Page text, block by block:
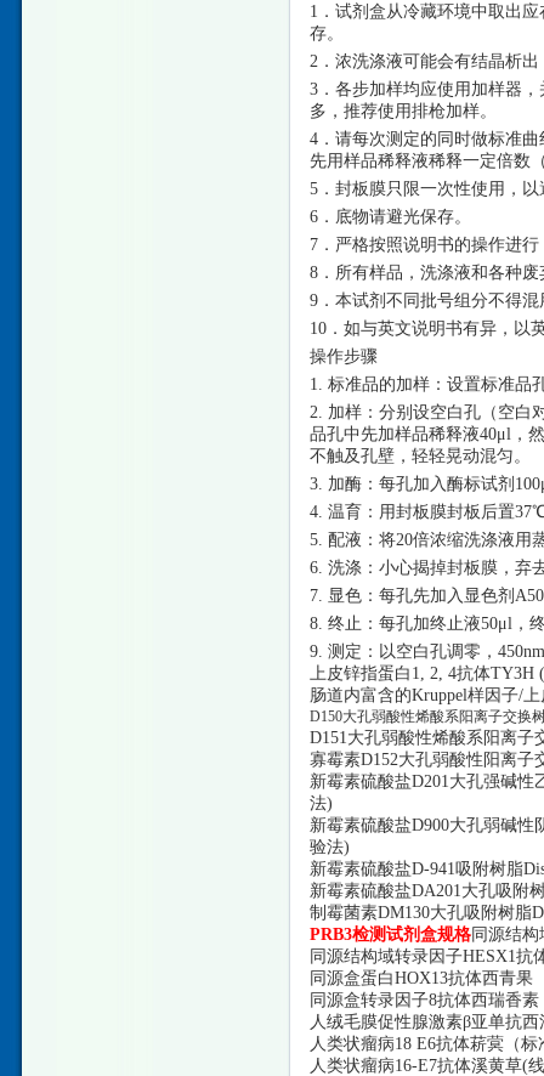
1．试剂盒从冷藏环境中取出
存。
2．浓洗涤液可能会有结晶析
3．各步加样均应使用加样器
多，推荐使用排枪加样。
4．请每次测定的同时做标准
先用样品稀释液稀释一定倍数
5．封板膜只限一次性使用，
6．底物请避光保存。
7．严格按照说明书的操作进
8．所有样品，洗涤液和各种
9．本试剂不同批号组分不得混
10．如与英文说明书有异，以
操作步骤
1. 标准品的加样：设置标准品
2. 加样：分别设空白孔（空白
品孔中先加样品稀释液40μl，
不触及孔壁，轻轻晃动混匀。
3. 加酶：每孔加入酶标试剂
4. 温育：用封板膜封板后置
5. 配液：将20倍浓缩洗涤液用
6. 洗涤：小心揭掉封板膜，弃
7. 显色：每孔先加入显色剂
8. 终止：每孔加终止液50μl，
9. 测定：以空白孔调零，
上皮锌指蛋白 1, 2, 4抗体TY3H
肠道内富含的Kruppel样因子/
D150大孔弱酸性烯酸系阳离子交换
D151大孔弱酸性烯酸系阳离
寡霉素D152大孔弱酸性阳离子
新霉素硫酸盐D201大孔强碱性
法)
新霉素硫酸盐D900大孔弱碱性
验法)
新霉素硫酸盐D-941吸附树脂
新霉素硫酸盐DA201大孔吸附
制霉菌素DM130大孔吸附树脂
PRB3检测试剂盒规格 同源结
同源结构域转录因子HESX1抗
同源盒蛋白HOX13抗体西青果
同源盒转录因子8抗体西瑞香素
人绒毛膜促性腺激素β亚单抗
人类状瘤病18 E6抗体菥蓂（
人类状瘤病16-E7抗体溪黄草(